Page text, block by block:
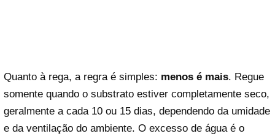
Quanto à rega, a regra é simples: menos é mais. Regue
somente quando o substrato estiver completamente seco,
geralmente a cada 10 ou 15 dias, dependendo da umidade
e da ventilação do ambiente. O excesso de água é o